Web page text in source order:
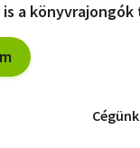
a
Cégünk